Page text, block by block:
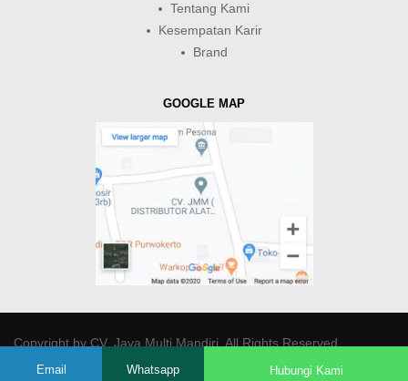
Tentang Kami
Kesempatan Karir
Brand
GOOGLE MAP
Copyright byCV. Java Multi Mandiri. All Rights Reserved.
Email Whatsapp Hubungi Kami